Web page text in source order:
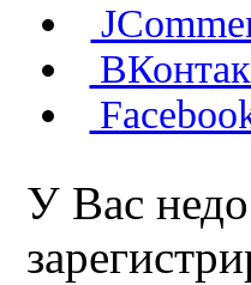
У Вас